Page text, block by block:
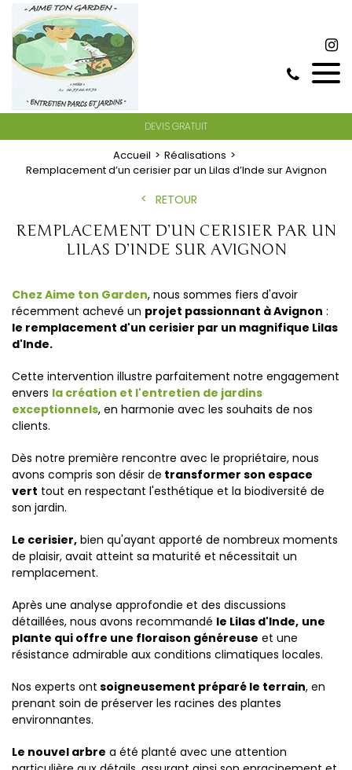
DEVIS GRATUIT
Accueil
Réalisations
Remplacement d’un cerisier par un Lilas d’Inde sur Avignon
RETOUR
REMPLACEMENT D’UN CERISIER PAR UN
LILAS D’INDE SUR AVIGNON
Chez Aime ton Garden, nous sommes fiers d'avoir
récemment achevé un projet passionnant à Avignon :
le remplacement d'un cerisier par un magnifique Lilas
d'Inde.
Cette intervention illustre parfaitement notre engagement
envers la création et l'entretien de jardins
exceptionnels, en harmonie avec les souhaits de nos
clients.
Dès notre première rencontre avec le propriétaire, nous
avons compris son désir de transformer son espace
vert tout en respectant l'esthétique et la biodiversité de
son jardin.
Le cerisier, bien qu'ayant apporté de nombreux moments
de plaisir, avait atteint sa maturité et nécessitait un
remplacement.
Après une analyse approfondie et des discussions
détaillées, nous avons recommandé le Lilas d'Inde, une
plante qui offre une floraison généreuse et une
résistance admirable aux conditions climatiques locales.
Nos experts ont soigneusement préparé le terrain, en
prenant soin de préserver les racines des plantes
environnantes.
Le nouvel arbre a été planté avec une attention